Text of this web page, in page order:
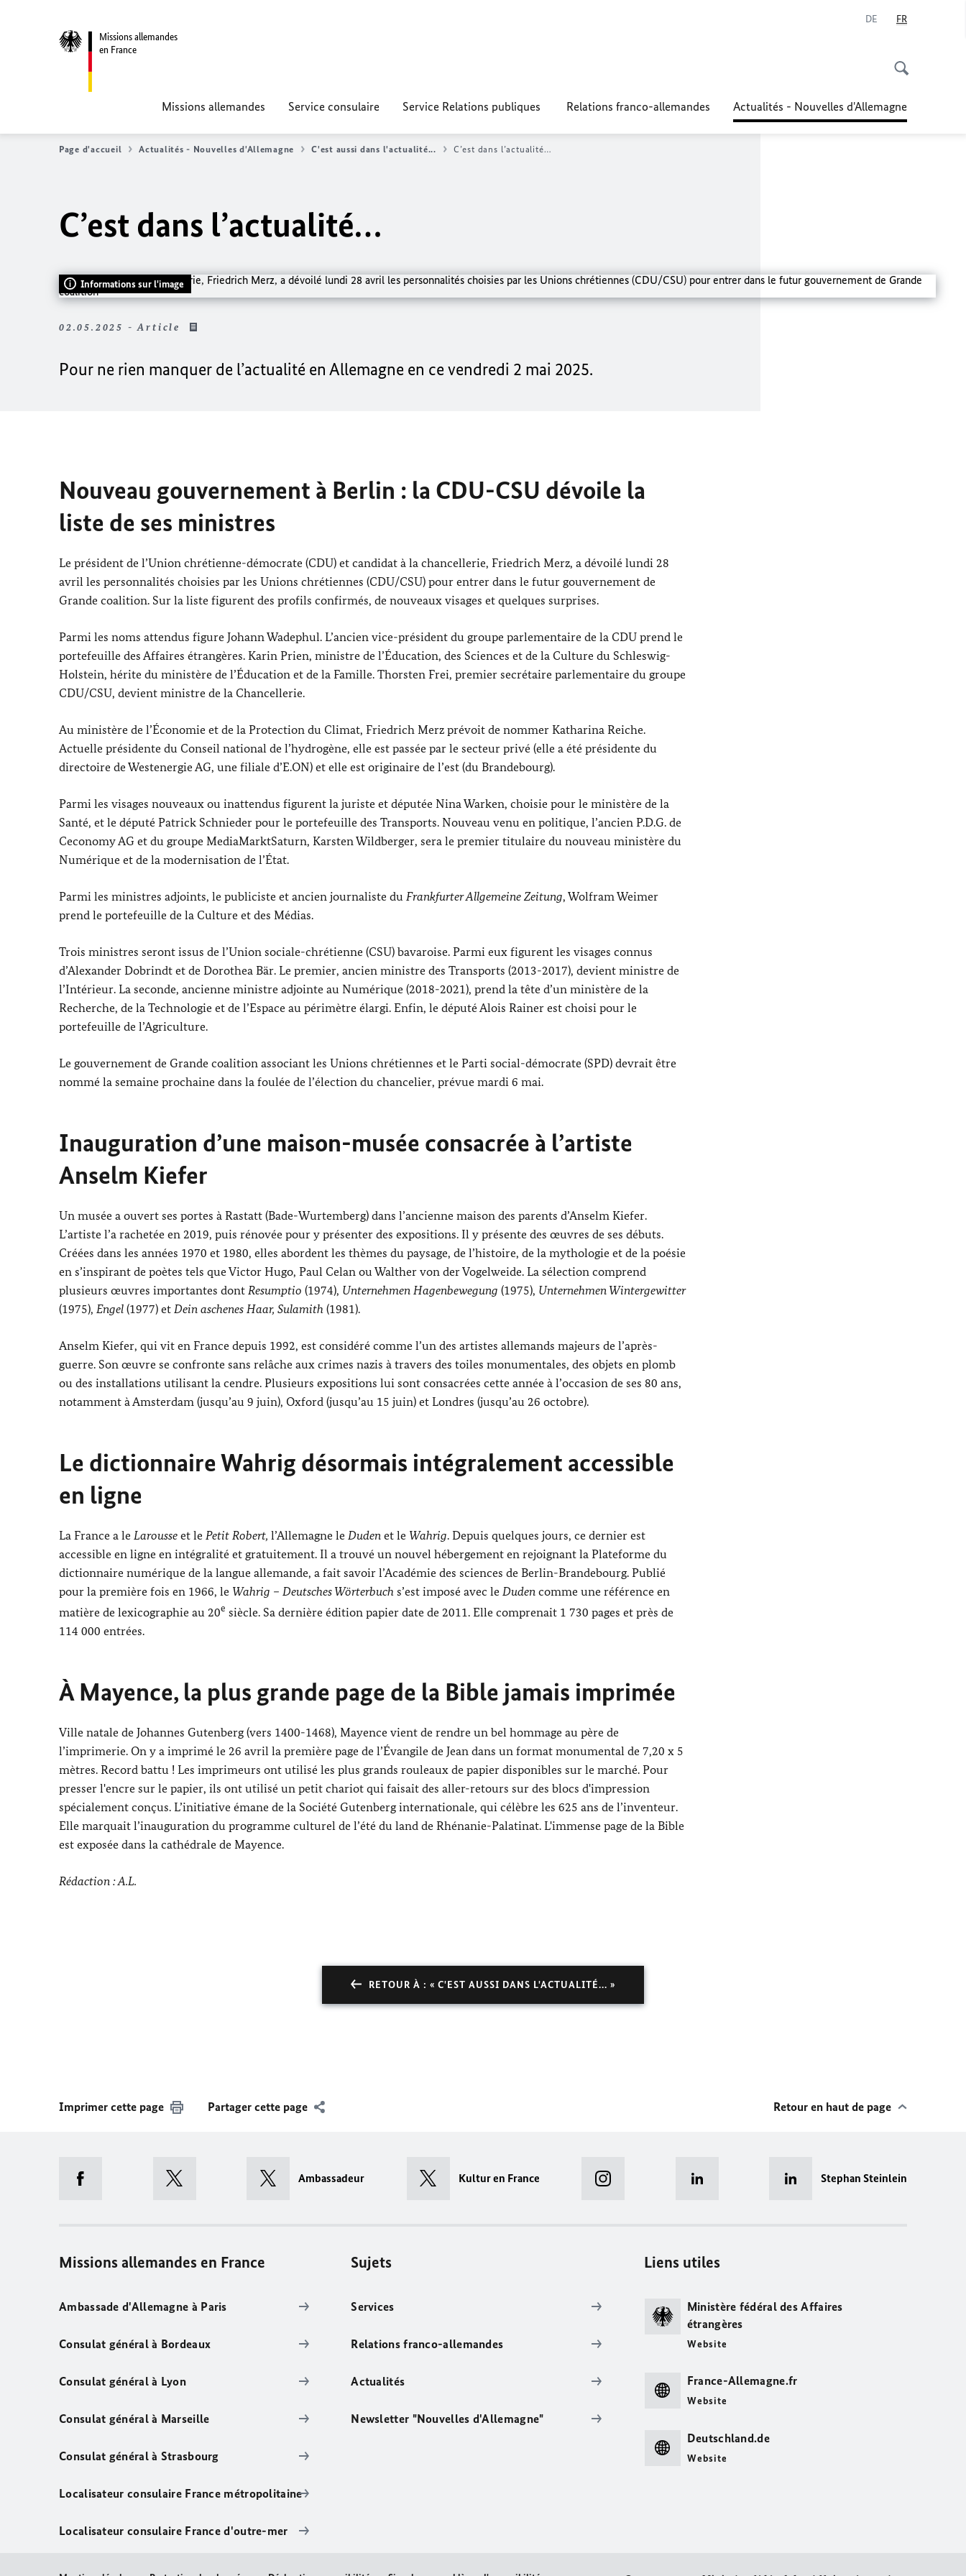
Missions allemandes
en France
DE FR
Missions allemandes Service consulaire Service Relations publiques Relations franco-allemandes Actualités - Nouvelles d'Allemagne
Page d'accueil Actualités - Nouvelles d'Allemagne C'est aussi dans l'actualité... C’est dans l’actualité…
C’est dans l’actualité…
Informations sur l'image
02.05.2025 - Article
Pour ne rien manquer de l’actualité en Allemagne en ce vendredi 2 mai 2025.
Nouveau gouvernement à Berlin : la CDU-CSU dévoile la
liste de ses ministres
Le président de l’Union chrétienne-démocrate (CDU) et candidat à la chancellerie, Friedrich Merz, a dévoilé lundi 28
avril les personnalités choisies par les Unions chrétiennes (CDU/CSU) pour entrer dans le futur gouvernement de
Grande coalition. Sur la liste figurent des profils confirmés, de nouveaux visages et quelques surprises.
Parmi les noms attendus figure Johann Wadephul. L’ancien vice-président du groupe parlementaire de la CDU prend le
portefeuille des Affaires étrangères. Karin Prien, ministre de l’Éducation, des Sciences et de la Culture du Schleswig-
Holstein, hérite du ministère de l’Éducation et de la Famille. Thorsten Frei, premier secrétaire parlementaire du groupe
CDU/CSU, devient ministre de la Chancellerie.
Au ministère de l’Économie et de la Protection du Climat, Friedrich Merz prévoit de nommer Katharina Reiche.
Actuelle présidente du Conseil national de l’hydrogène, elle est passée par le secteur privé (elle a été présidente du
directoire de Westenergie AG, une filiale d’E.ON) et elle est originaire de l’est (du Brandebourg).
Parmi les visages nouveaux ou inattendus figurent la juriste et députée Nina Warken, choisie pour le ministère de la
Santé, et le député Patrick Schnieder pour le portefeuille des Transports. Nouveau venu en politique, l’ancien P.D.G. de
CeconomyAG et du groupe MediaMarktSaturn, Karsten Wildberger, sera le premier titulaire du nouveau ministère du
Numérique et de la modernisation de l’État.
Parmi les ministres adjoints, le publiciste et ancien journaliste du Frankfurter Allgemeine Zeitung, Wolfram Weimer
prend le portefeuille de la Culture et des Médias.
Trois ministres seront issus de l’Union sociale-chrétienne (CSU) bavaroise. Parmi eux figurent les visages connus
d’Alexander Dobrindt et de Dorothea Bär. Le premier, ancien ministre des Transports (2013-2017), devient ministre de
l’Intérieur. La seconde, ancienne ministre adjointe au Numérique (2018-2021), prend la tête d’un ministère de la
Recherche, de la Technologie et de l’Espace au périmètre élargi. Enfin, le député Alois Rainer est choisi pour le
portefeuille de l’Agriculture.
Le gouvernement de Grande coalition associant les Unions chrétiennes et le Parti social-démocrate (SPD) devrait être
nommé la semaine prochaine dans la foulée de l’élection du chancelier, prévue mardi 6 mai.
Inauguration d’une maison-musée consacrée à l’artiste
Anselm Kiefer
Un musée a ouvert ses portes à Rastatt (Bade-Wurtemberg) dans l’ancienne maison des parents d’Anselm Kiefer.
L’artiste l’a rachetée en 2019, puis rénovée pour y présenter des expositions. Il y présente des œuvres de ses débuts.
Créées dans les années 1970 et 1980, elles abordent les thèmes du paysage, de l’histoire, de la mythologie et de la poésie
en s’inspirant de poètes tels que Victor Hugo, Paul Celan ouWalther von der Vogelweide. La sélection comprend
plusieurs œuvres importantes dont Resumptio (1974), Unternehmen Hagenbewegung (1975), Unternehmen Wintergewitter
(1975), Engel (1977) et Dein aschenes Haar, Sulamith (1981).
Anselm Kiefer, qui vit en France depuis 1992, est considéré comme l’un des artistes allemands majeurs de l’après-
guerre. Son œuvre se confronte sans relâche aux crimes nazis à travers des toiles monumentales, des objets en plomb
ou des installations utilisant la cendre. Plusieurs expositions lui sont consacrées cette année à l’occasion de ses 80 ans,
notamment àAmsterdam (jusqu’au 9 juin), Oxford (jusqu’au 15 juin) et Londres (jusqu’au 26 octobre).
Le dictionnaireWahrig désormais intégralement accessible
en ligne
La France a le Larousse et le Petit Robert, l’Allemagne le Duden et le Wahrig. Depuis quelques jours, ce dernier est
accessible en ligne en intégralité et gratuitement. Il a trouvé un nouvel hébergement en rejoignant la Plateforme du
dictionnaire numérique de la langue allemande, a fait savoir l’Académie des sciences de Berlin-Brandebourg. Publié
pour la première fois en 1966, le Wahrig – Deutsches Wörterbuch s’est imposé avec le Duden comme une référence en
matière de lexicographie au 20e siècle. Sa dernière édition papier date de 2011. Elle comprenait 1 730 pages et près de
114 000 entrées.
À Mayence, la plus grande page de la Bible jamais imprimée
Ville natale de Johannes Gutenberg(vers 1400-1468), Mayence vient de rendre un bel hommage au père de
l’imprimerie. On y a imprimé le 26 avril la première page de l’Évangile de Jean dans un format monumental de 7,20 x 5
mètres. Record battu ! Les imprimeurs ont utilisé les plus grands rouleaux de papier disponibles sur le marché. Pour
presser l'encre sur le papier, ils ont utilisé un petit chariot qui faisait des aller-retours sur des blocs d'impression
spécialement conçus. L’initiative émane de la Société Gutenberginternationale, qui célèbre les 625 ans de l’inventeur.
Elle marquait l’inauguration du programme culturel de l’été du land de Rhénanie-Palatinat. L'immense page de la Bible
est exposée dans la cathédrale de Mayence.
Rédaction : A.L.
RETOUR À : « C'EST AUSSI DANS L'ACTUALITÉ... »
Imprimer cette page Partager cette page Retour en haut de page
Ambassadeur Kultur en France Stephan Steinlein
Missions allemandes en France
Ambassade d'Allemagne à Paris
Consulat général à Bordeaux
Consulat général à Lyon
Consulat général à Marseille
Consulat général à Strasbourg
Localisateur consulaire France métropolitaine
Localisateur consulaire France d'outre-mer
Sujets
Services
Relations franco-allemandes
Actualités
Newsletter "Nouvelles d'Allemagne"
Liens utiles
Ministère fédéral des Affaires
étrangères
Website
France-Allemagne.fr
Website
Deutschland.de
Website